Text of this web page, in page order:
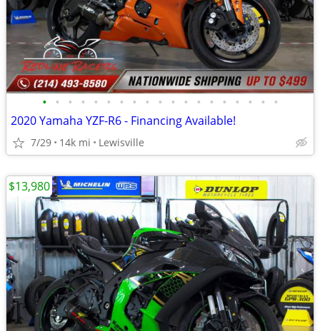
• • • • • • • • • • • • • • • • • • •
2020 Yamaha YZF-R6 - Financing Available!
7/29 14k mi Lewisville
$13,980